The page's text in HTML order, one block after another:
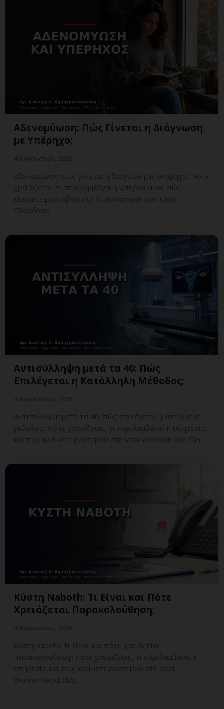
Αδενομύωση: Πώς Γίνεται η Διάγνωση
με Υπέρηχο;
αδενομύωση: πώς γίνεται η διάγνωση με υπέρηχο;: πότε
χρειάζεται, τι περιλαμβάνει η υπηρεσία και πώς
κλείνετε ραντεβού στη Vital WomanHood Clinic
Γλυφάδας.
Αντισύλληψη μετά τα 40: Πώς
Επιλέγεται η Κατάλληλη Μέθοδος;
αντισύλληψη μετά τα 40: πώς επιλέγεται η κατάλληλη
μέθοδος;: πότε χρειάζεται, τι περιλαμβάνει η υπηρεσία
και πώς κλείνετε ραντεβού στη Vital WomanHood Clin
Κύστη Naboth: Τι Είναι και Πότε
Χρειάζεται Παρακολούθηση;
κύστη naboth: τι είναι και πότε χρειάζεται
παρακολούθηση;: πότε χρειάζεται, τι περιλαμβάνει η
υπηρεσία και πώς κλείνετε ραντεβού στη Vital
WomanHood Clinic